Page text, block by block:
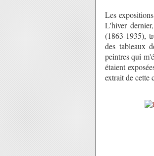
Les
L'hiver
(1863-1935),
des tableaux
peintres qui
étaient
extrait de cette